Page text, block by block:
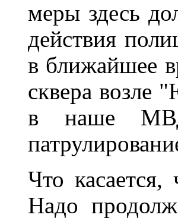
меры здесь
действия
в ближайшее
сквера возле
в наше
Что
Надо